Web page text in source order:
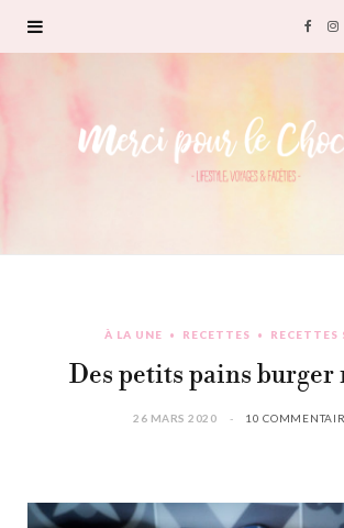
F
c
o
I
r
À LA UNE RECETTES RECETTES
Des petits pains burger
26 MARS 2020 10